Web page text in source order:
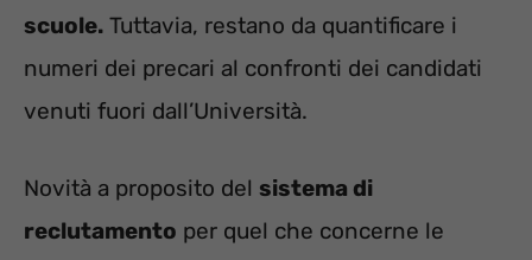
scuole. Tuttavia, restano da quantificare i
numeri dei precari al confronti dei candidati
venuti fuori dall’Università.
Novità a proposito del sistema di
reclutamento per quel che concerne le